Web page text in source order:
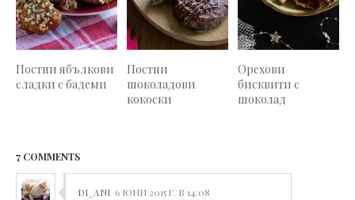
Постни ябълкови
сладки с бадеми
Постни
шоколадови
кокоски
Орехови
бисквити с
шоколад
7 COMMENTS
DI_ANI 6 ЮНИ 2015 Г. В 14:08